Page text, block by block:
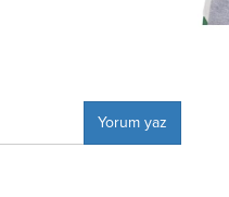
Yorum yaz